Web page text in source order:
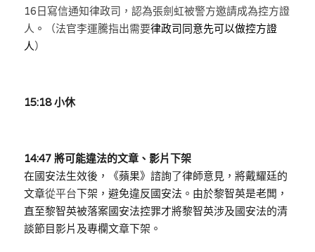
16日寫信通知律政司， 認為張劍虹被警方邀請成為控方證
人 。 （法官李運騰指出需要律政司同意先可以做控方證
人）
15:18 小休
14:47 將可能違法的文章、影片下架
在國安法生效後 ，《蘋果》 諮詢了律師意見 ，將戴耀廷的
文章從平台下架， 避免違反國安法 。 由於黎智英是老闆，
直至黎智英被落案國安法控罪才將黎智英涉及國安法的清
談節目影片及專欄文章下架。